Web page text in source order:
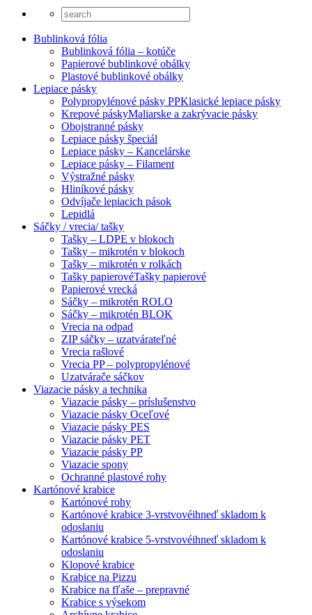
Bublinková fólia
Bublinková fólia – kotúče
Papierové bublinkové obálky
Plastové bublinkové obálky
Lepiace pásky
Polypropylénové pásky PPKlasické lepiace pásky
Krepové páskyMaliarske a zakrývacie pásky
Obojstranné pásky
Lepiace pásky špeciál
Lepiace pásky – Kancelárske
Lepiace pásky – Filament
Výstražné pásky
Hliníkové pásky
Odvíjače lepiacich pások
Lepidlá
Sáčky / vrecia/ tašky
Tašky – LDPE v blokoch
Tašky – mikrotén v blokoch
Tašky – mikrotén v rolkách
Tašky papierovéTašky papierové
Papierové vrecká
Sáčky – mikrotén ROLO
Sáčky – mikrotén BLOK
Vrecia na odpad
ZIP sáčky – uzatvárateľné
Vrecia rašlové
Vrecia PP – polypropylénové
Uzatvárače sáčkov
Viazacie pásky a technika
Viazacie pásky – príslušenstvo
Viazacie pásky Oceľové
Viazacie pásky PES
Viazacie pásky PET
Viazacie pásky PP
Viazacie spony
Ochranné plastové rohy
Kartónové krabice
Kartónové rohy
Kartónové krabice 3-vrstvovéihneď skladom k
odoslaniu
Kartónové krabice 5-vrstvovéihneď skladom k
odoslaniu
Klopové krabice
Krabice na Pizzu
Krabice na fľaše – prepravné
Krabice s výsekom